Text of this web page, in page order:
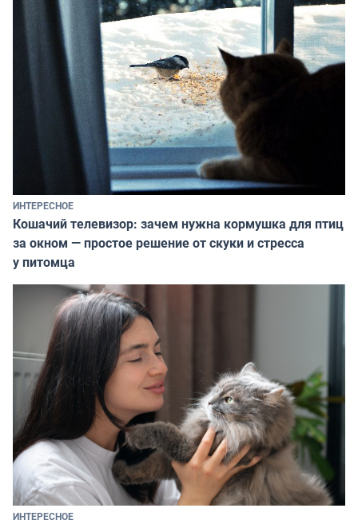
ИНТЕРЕСНОЕ
Кошачий телевизор: зачем нужна кормушка для птиц
за окном — простое решение от скуки и стресса
у питомца
ИНТЕРЕСНОЕ